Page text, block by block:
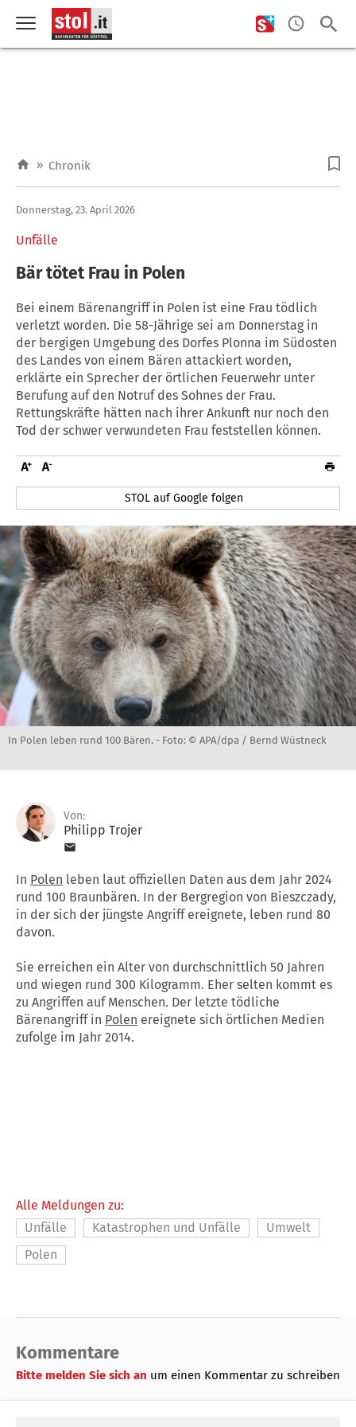
» Chronik
Unfälle
Donnerstag, 23. April 2026
Bär tötet Frau in Polen
Bei einem Bärenangriff in Polen ist eine Frau tödlich
verletzt worden. Die 58-Jährige sei am Donnerstag in
der bergigen Umgebung des Dorfes Plonna im Südosten
des Landes von einem Bären attackiert worden,
erklärte ein Sprecher der örtlichen Feuerwehr unter
Berufung auf den Notruf des Sohnes der Frau.
Rettungskräfte hätten nach ihrer Ankunft nur noch den
Tod der schwer verwundeten Frau feststellen können.
STOL auf Google folgen
In Polen leben rund 100 Bären. - Foto: © APA/dpa / Bernd Wüstneck
Von:
Philipp Trojer
In Polen leben laut offiziellen Daten aus dem Jahr 2024
rund 100 Braunbären. In der Bergregion von Bieszczady,
in der sich der jüngste Angriff ereignete, leben rund 80
davon.
Sie erreichen ein Alter von durchschnittlich 50 Jahren
und wiegen rund 300 Kilogramm. Eher selten kommt es
zu Angriffen auf Menschen. Der letzte tödliche
Bärenangriff in Polen ereignete sich örtlichen Medien
zufolge im Jahr 2014.
Alle Meldungen zu:
Unfälle
Katastrophen und Unfälle
Umwelt
Polen
Kommentare
Bitte melden Sie sich an um einen Kommentar zu schreiben